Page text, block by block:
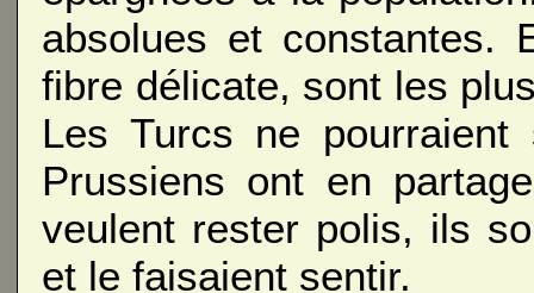
absolues et constantes.
fibre délicate, sont les
Les Turcs ne
Prussiens ont en
veulent rester polis, ils
et le faisaient sentir.